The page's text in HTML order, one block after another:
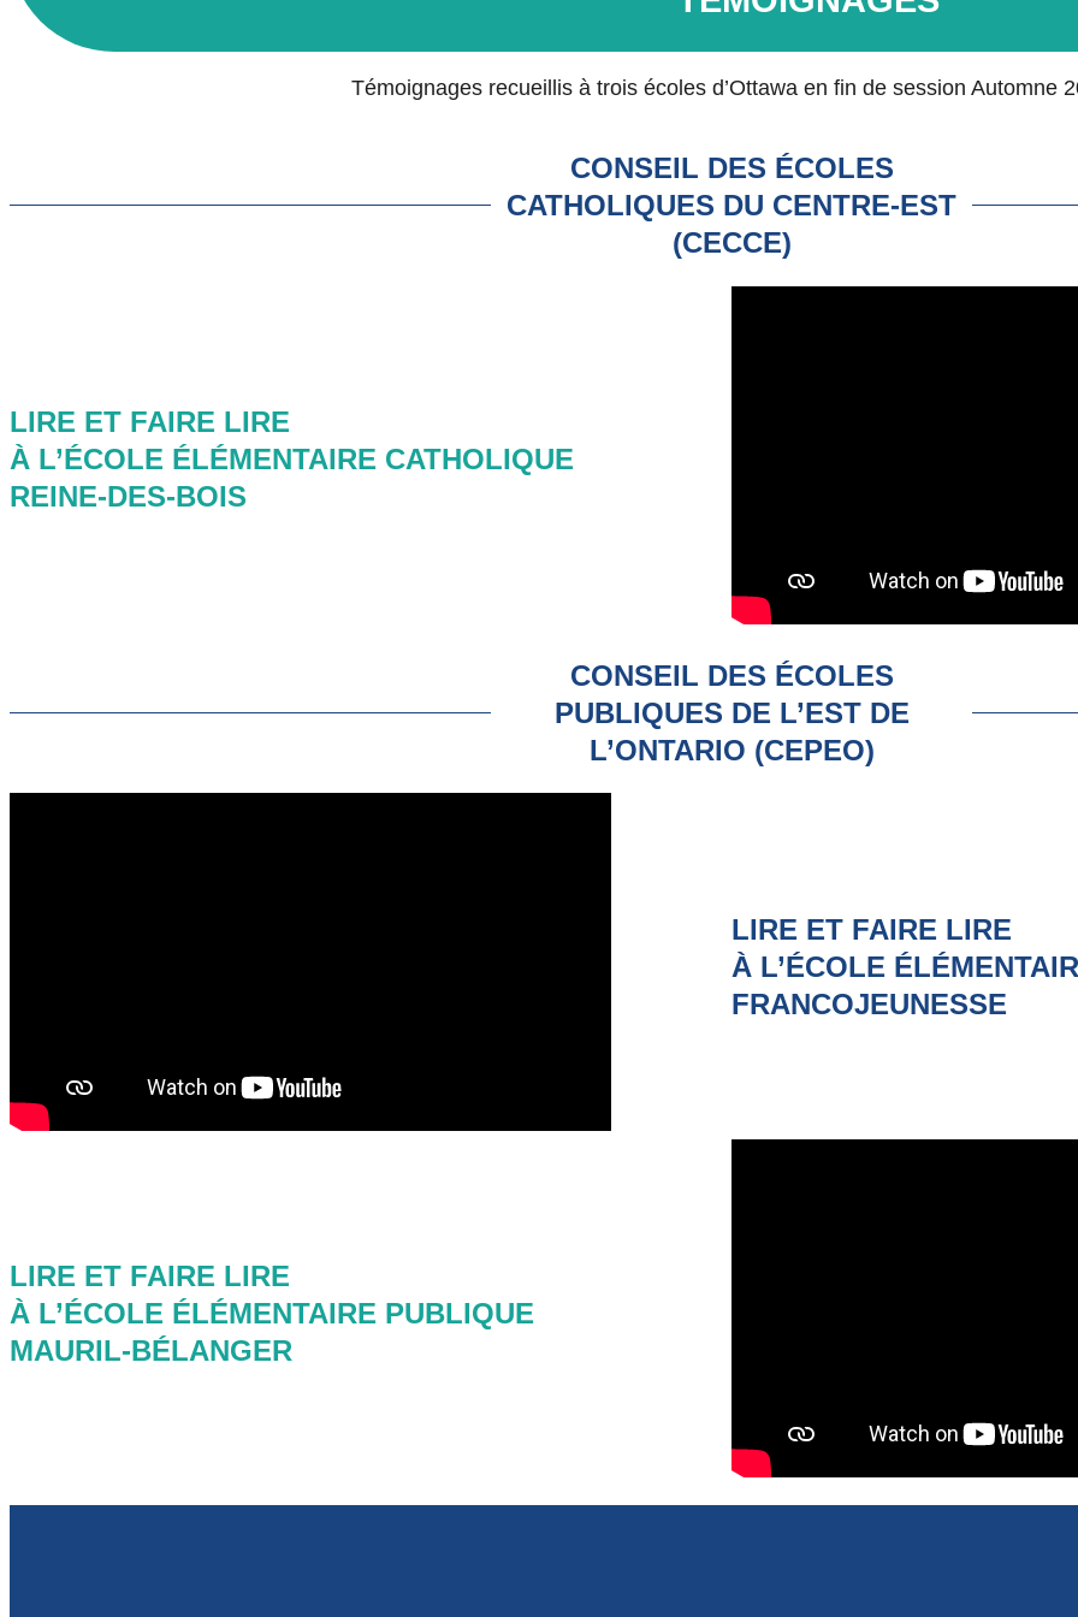
Témoignages recueillis à trois écoles d’Ottawa en fin de session Automne
CONSEIL DES ÉCOLES
CATHOLIQUES DU CENTRE-EST
(CECCE)
LIRE ET FAIRE LIRE
À L’ÉCOLE ÉLÉMENTAIRE CATHOLIQUE
REINE-DES-BOIS
CONSEIL DES ÉCOLES
PUBLIQUES DE L’EST DE
L’ONTARIO (CEPEO)
LIRE ET FAIRE LIRE
À L’ÉCOLE
FRANCOJEUNESSE
LIRE ET FAIRE LIRE
À L’ÉCOLE ÉLÉMENTAIRE PUBLIQUE
MAURIL-BÉLANGER